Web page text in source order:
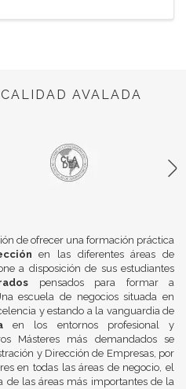
AVALADA
de ofrecer una formación práctica
en las diferentes áreas de
a disposición de sus estudiantes
pensados para formar a
escuela de negocios situada en
y estando a la vanguardia de
en los entornos profesional y
Másteres más demandados se
y Dirección de Empresas, por
en todas las áreas de negocio, el
de las áreas más importantes de la